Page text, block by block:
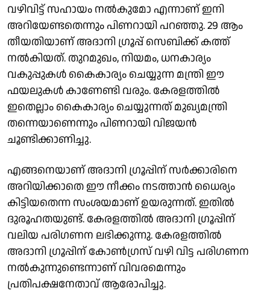
വഴിവിട്ട് സഹായം നൽകുമോ എന്നാണ് ഇനി
അറിയേണ്ടതെന്നും പിണറായി പറഞ്ഞു. 29 ആം
തീയതിയാണ് അദാനി ഗ്രൂപ്പ് സെബിക്ക് കത്ത്
നൽകിയത്. തുറമുഖം, നിയമം, ധനകാര്യം
വകുപ്പുകൾ കൈകാര്യം ചെയ്യുന്ന മന്ത്രി ഈ
ഫയലുകൾ കാണേണ്ടി വരും. കേരളത്തിൽ
ഇതെല്ലാം കൈകാര്യം ചെയ്യുന്നത് മുഖ്യമന്ത്രി
തന്നെയാണെന്നും പിണറായി വിജയൻ
ചൂണ്ടിക്കാണിച്ചു.
എങ്ങനെയാണ് അദാനി ഗ്രൂപ്പിന് സർക്കാരിനെ
അറിയിക്കാതെ ഈ നീക്കം നടത്താൻ ധൈര്യം
കിട്ടിയതെന്ന സംശയമാണ് ഉയരുന്നത്. ഇതിൽ
ദുരൂഹതയുണ്ട്. കേരളത്തിൽ അദാനി ഗ്രൂപ്പിന്
വലിയ പരിഗണന ലഭിക്കുന്നു. കേരളത്തിൽ
അദാനി ഗ്രൂപ്പിന് കോൺഗ്രസ് വഴി വിട്ട പരിഗണന
നൽകുന്നുണ്ടെന്നാണ് വിവരമെന്നും
പ്രതിപക്ഷനേതാവ് ആരോപിച്ചു.